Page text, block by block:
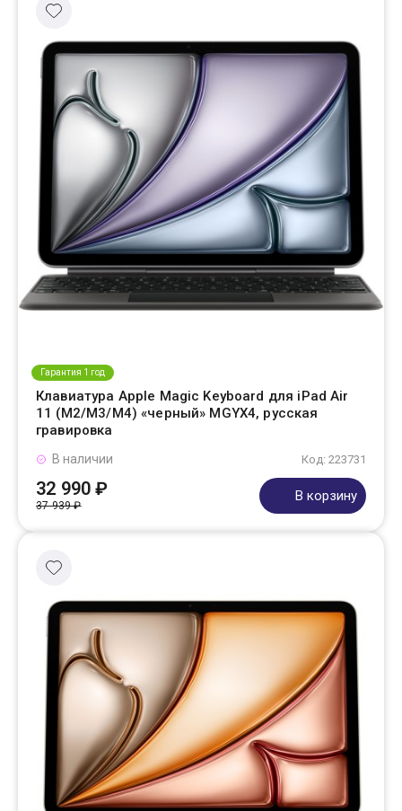
Гарантия 1 год
Клавиатура Apple Magic Keyboard для iPad Air
11 (M2/M3/M4) «черный» MGYX4, русская
гравировка
Код: 223731
В наличии
32 990 ₽
37 939 ₽
В корзину